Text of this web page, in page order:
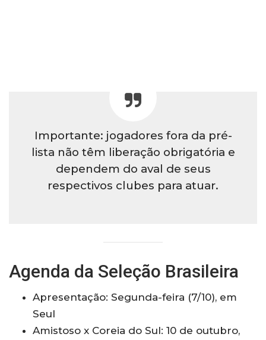
Importante: jogadores fora da pré-
lista não têm liberação obrigatória e
dependem do aval de seus
respectivos clubes para atuar.
Agenda da Seleção Brasileira
Apresentação: Segunda-feira (7/10), em
Seul
Amistoso x Coreia do Sul: 10 de outubro,